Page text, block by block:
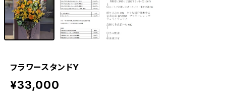
フラワースタンドY
¥33,000